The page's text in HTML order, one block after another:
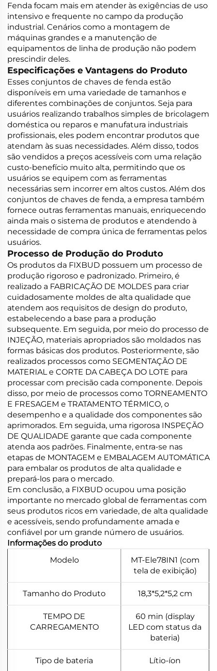
Fenda focam mais em atender às exigências de uso
intensivo e frequente no campo da produção
industrial. Cenários como a montagem de
máquinas grandes e a manutenção de
equipamentos de linha de produção não podem
prescindir deles.
Especificações e Vantagens do Produto
Esses conjuntos de chaves de fenda estão
disponíveis em uma variedade de tamanhos e
diferentes combinações de conjuntos. Seja para
usuários realizando trabalhos simples de bricolagem
doméstica ou reparos e manufatura industriais
profissionais, eles podem encontrar produtos que
atendam às suas necessidades. Além disso, todos
são vendidos a preços acessíveis com uma relação
custo-benefício muito alta, permitindo que os
usuários se equipem com as ferramentas
necessárias sem incorrer em altos custos. Além dos
conjuntos de chaves de fenda, a empresa também
fornece outras ferramentas manuais, enriquecendo
ainda mais o sistema de produtos e atendendo à
necessidade de compra única de ferramentas pelos
usuários.
Processo de Produção do Produto
Os produtos da FIXBUD possuem um processo de
produção rigoroso e padronizado. Primeiro, é
realizado a FABRICAÇÃO DE MOLDES para criar
cuidadosamente moldes de alta qualidade que
atendem aos requisitos de design do produto,
estabelecendo a base para a produção
subsequente. Em seguida, por meio do processo de
INJEÇÃO, materiais apropriados são moldados nas
formas básicas dos produtos. Posteriormente, são
realizados processos como SEGMENTAÇÃO DE
MATERIAL e CORTE DA CABEÇA DO LOTE para
processar com precisão cada componente. Depois
disso, por meio de processos como TORNEAMENTO
E FRESAGEM e TRATAMENTO TÉRMICO, o
desempenho e a qualidade dos componentes são
aprimorados. Em seguida, uma rigorosa INSPEÇÃO
DE QUALIDADE garante que cada componente
atenda aos padrões. Finalmente, entra-se nas
etapas de MONTAGEM e EMBALAGEM AUTOMÁTICA
para embalar os produtos de alta qualidade e
prepará-los para o mercado.
Em conclusão, a FIXBUD ocupou uma posição
importante no mercado global de ferramentas com
seus produtos ricos em variedade, de alta qualidade
e acessíveis, sendo profundamente amada e
confiável por um grande número de usuários.
Informações do produto
Modelo
MT-Ele78IN1 (com
tela de exibição)
Tamanho do Produto 18,3*5,2*5,2 cm
TEMPO DE
CARREGAMENTO
60 min (display
LED com status da
bateria)
Tipo de bateria Lítio-íon